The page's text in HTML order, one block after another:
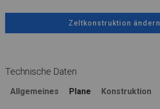
Zeltkonstruktion ändern
Technische Daten
Allgemeines Plane Konstruktion